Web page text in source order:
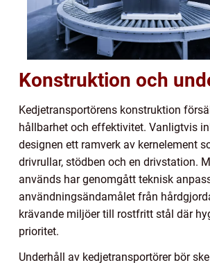
Konstruktion och
Kedjetransportörens konstruktion
hållbarhet och effektivitet. Vanligtvis
designen ett ramverk av kernelement
drivrullar, stödben och en drivstation.
används har genomgått teknisk
användningsändamålet från
krävande miljöer till rostfritt stål där
prioritet.
Underhåll av kedjetransportörer bör